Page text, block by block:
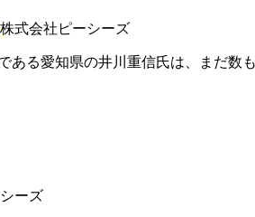
株式会社ピーシーズ
る愛知県の井川重信氏は、まだ数
ーズ